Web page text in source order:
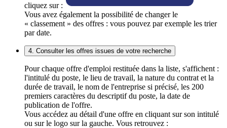
cliquez sur :
Vous avez également la possibilité de changer le
« classement » des offres : vous pouvez par exemple les trier
par date.
4. Consulter les offres issues de votre recherche
Pour chaque offre d'emploi restituée dans la liste, s'affichent :
l'intitulé du poste, le lieu de travail, la nature du contrat et la
durée de travail, le nom de l'entreprise si précisé, les 200
premiers caractères du descriptif du poste, la date de
publication de l'offre.
Vous accédez au détail d'une offre en cliquant sur son intitulé
ou sur le logo sur la gauche. Vous retrouvez :